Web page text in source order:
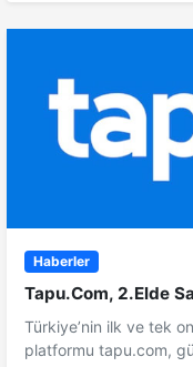
Haberler
Tapu.Com, 2.Elde
Türkiye’nin ilk ve tek
platformu tapu.com,